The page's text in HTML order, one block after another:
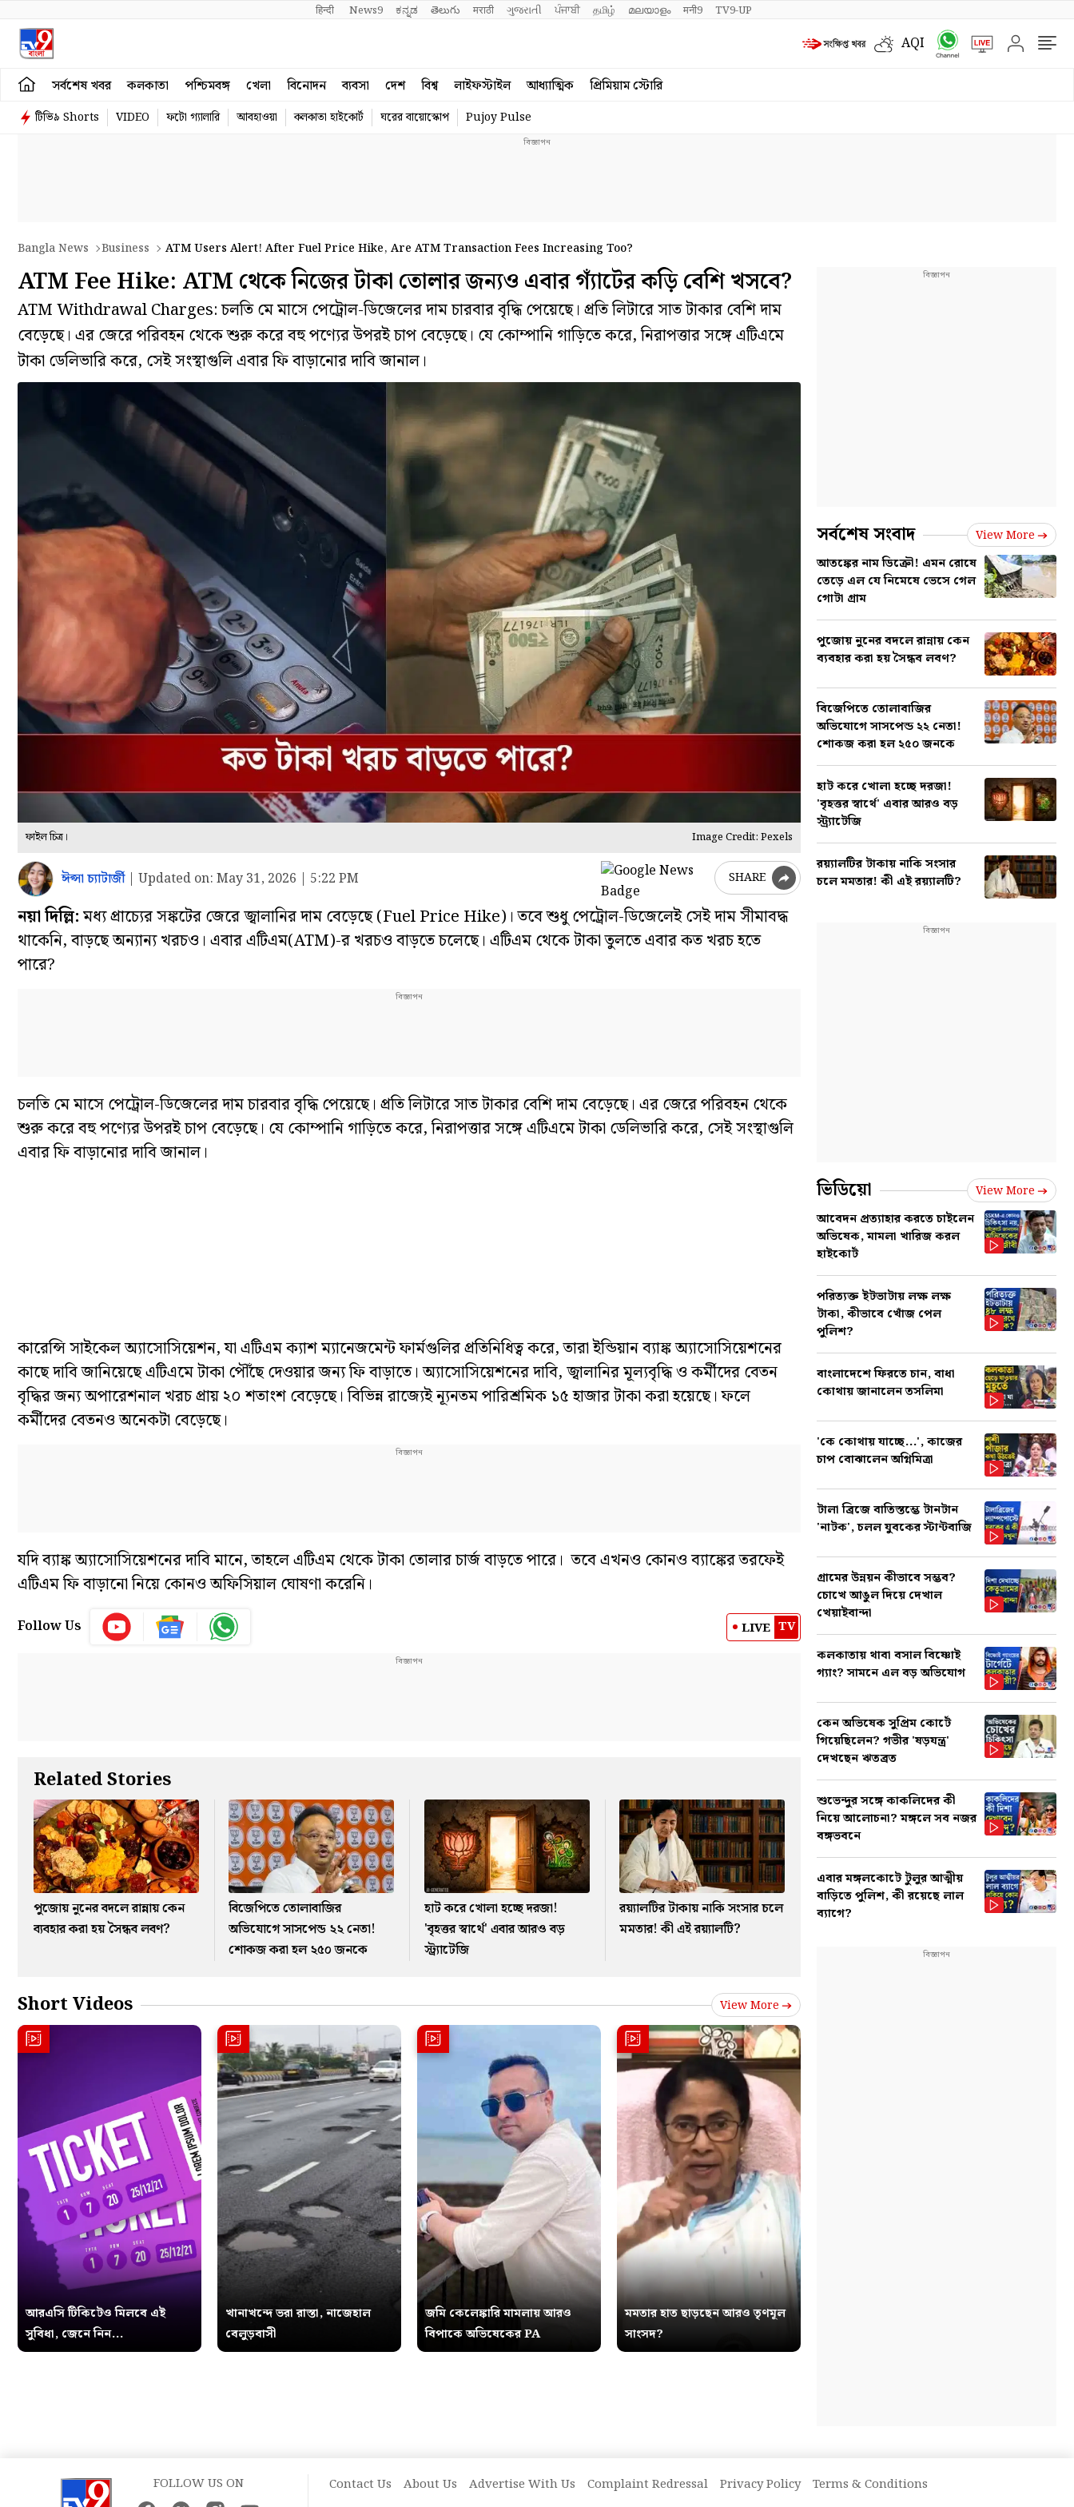
हिन्दी News9 ಕನ್ನಡ తెలుగు मराठी ગુજરાતી ਪੰਜਾਬੀ தமிழ் മലയാളം मनी9 TV9-UP
AQI
সর্বশেষ খবর কলকাতা পশ্চিমবঙ্গ খেলা বিনোদন ব্যবসা দেশ বিশ্ব লাইফস্টাইল আধ্যাত্মিক প্রিমিয়াম স্টোরি
টিভি৯ Shorts VIDEO ফটো গ্যালারি আবহাওয়া কলকাতা হাইকোর্ট ঘরের বায়োস্কোপ Pujoy Pulse
Bangla News Business ATM Users Alert! After Fuel Price Hike, Are ATM Transaction Fees Increasing Too?
ATM Fee Hike: ATM থেকে নিজের টাকা তোলার জন্যও এবার গ্যাঁটের কড়ি বেশি খসবে?
ATM Withdrawal Charges: চলতি মে মাসে পেট্রোল-ডিজেলের দাম চারবার বৃদ্ধি পেয়েছে। প্রতি লিটারে সাত টাকার বেশি দাম
বেড়েছে। এর জেরে পরিবহন থেকে শুরু করে বহু পণ্যের উপরই চাপ বেড়েছে। যে কোম্পানি গাড়িতে করে, নিরাপত্তার সঙ্গে এটিএমে
টাকা ডেলিভারি করে, সেই সংস্থাগুলি এবার ফি বাড়ানোর দাবি জানাল।
ফাইল চিত্র। Image Credit: Pexels
ঈপ্সা চ্যাটার্জী| Updated on: May 31, 2026 | 5:22 PM SHARE
নয়া দিল্লি:মধ্য প্রাচ্যের সঙ্কটের জেরে জ্বালানির দাম বেড়েছে (Fuel Price Hike)। তবে শুধু পেট্রোল-ডিজেলেই সেই দাম সীমাবদ্ধ
থাকেনি, বাড়ছে অন্যান্য খরচও। এবার এটিএম(ATM)-র খরচও বাড়তে চলেছে। এটিএম থেকে টাকা তুলতে এবার কত খরচ হতে
পারে?
চলতি মে মাসে পেট্রোল-ডিজেলের দাম চারবার বৃদ্ধি পেয়েছে। প্রতি লিটারে সাত টাকার বেশি দাম বেড়েছে। এর জেরে পরিবহন থেকে
শুরু করে বহু পণ্যের উপরই চাপ বেড়েছে। যে কোম্পানি গাড়িতে করে, নিরাপত্তার সঙ্গে এটিএমে টাকা ডেলিভারি করে, সেই সংস্থাগুলি
এবার ফি বাড়ানোর দাবি জানাল।
কারেন্সি সাইকেল অ্যাসোসিয়েশন, যা এটিএম ক্যাশ ম্যানেজমেন্ট ফার্মগুলির প্রতিনিধিত্ব করে, তারা ইন্ডিয়ান ব্যাঙ্ক অ্যাসোসিয়েশনের
কাছে দাবি জানিয়েছে এটিএমে টাকা পৌঁছে দেওয়ার জন্য ফি বাড়াতে। অ্যাসোসিয়েশনের দাবি, জ্বালানির মূল্যবৃদ্ধি ও কর্মীদের বেতন
বৃদ্ধির জন্য অপারেশনাল খরচ প্রায় ২০ শতাংশ বেড়েছে। বিভিন্ন রাজ্যেই ন্যূনতম পারিশ্রমিক ১৫ হাজার টাকা করা হয়েছে। ফলে
কর্মীদের বেতনও অনেকটা বেড়েছে।
যদি ব্যাঙ্ক অ্যাসোসিয়েশনের দাবি মানে, তাহলে এটিএম থেকে টাকা তোলার চার্জ বাড়তে পারে। তবে এখনও কোনও ব্যাঙ্কের তরফেই
এটিএম ফি বাড়ানো নিয়ে কোনও অফিসিয়াল ঘোষণা করেনি।
Follow Us LIVE TV
Related Stories
পুজোয় নুনের বদলে রান্নায় কেন
ব্যবহার করা হয় সৈন্ধব লবণ?
বিজেপিতে তোলাবাজির
অভিযোগে সাসপেন্ড ২২ নেতা!
শোকজ করা হল ২৫০ জনকে
হাট করে খোলা হচ্ছে দরজা!
'বৃহত্তর স্বার্থে' এবার আরও বড়
স্ট্র্যাটেজি
রয়্যালটির টাকায় নাকি সংসার চলে
মমতার! কী এই রয়্যালটি?
Short Videos View More
আরএসি টিকিটেও মিলবে এই
সুবিধা, জেনে নিন...
খানাখন্দে ভরা রাস্তা, নাজেহাল
বেলুড়বাসী
জমি কেলেঙ্কারি মামলায় আরও
বিপাকে অভিষেকের PA
মমতার হাত ছাড়ছেন আরও তৃণমূল
সাংসদ?
সর্বশেষ সংবাদ View More
আতঙ্কের নাম ডিক্রৌ! এমন রোষে
তেড়ে এল যে নিমেষে ভেসে গেল
গোটা গ্রাম
পুজোয় নুনের বদলে রান্নায় কেন
ব্যবহার করা হয় সৈন্ধব লবণ?
বিজেপিতে তোলাবাজির
অভিযোগে সাসপেন্ড ২২ নেতা!
শোকজ করা হল ২৫০ জনকে
হাট করে খোলা হচ্ছে দরজা!
'বৃহত্তর স্বার্থে' এবার আরও বড়
স্ট্র্যাটেজি
রয়্যালটির টাকায় নাকি সংসার
চলে মমতার! কী এই রয়্যালটি?
ভিডিয়ো View More
আবেদন প্রত্যাহার করতে চাইলেন
অভিষেক, মামলা খারিজ করল
হাইকোর্ট
পরিত্যক্ত ইটভাটায় লক্ষ লক্ষ
টাকা, কীভাবে খোঁজ পেল
পুলিশ?
বাংলাদেশে ফিরতে চান, বাধা
কোথায় জানালেন তসলিমা
'কে কোথায় যাচ্ছে...', কাজের
চাপ বোঝালেন অগ্নিমিত্রা
টালা ব্রিজে বাতিস্তম্ভে টানটান
'নাটক', চলল যুবকের স্টান্টবাজি
গ্রামের উন্নয়ন কীভাবে সম্ভব?
চোখে আঙুল দিয়ে দেখাল
খেয়াইবান্দা
কলকাতায় থাবা বসাল বিষ্ণোই
গ্যাং? সামনে এল বড় অভিযোগ
কেন অভিষেক সুপ্রিম কোর্টে
গিয়েছিলেন? গভীর 'ষড়যন্ত্র'
দেখছেন ঋতব্রত
শুভেন্দুর সঙ্গে কাকলিদের কী
নিয়ে আলোচনা? মঙ্গলে সব নজর
বঙ্গভবনে
এবার মঙ্গলকোটে টুলুর আত্মীয়
বাড়িতে পুলিশ, কী রয়েছে লাল
ব্যাগে?
FOLLOW US ON Contact Us About Us Advertise With Us Complaint Redressal Privacy Policy Terms & Conditions